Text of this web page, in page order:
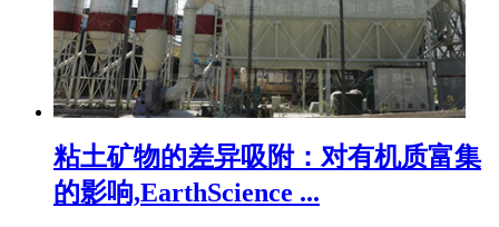
粘土矿物的差异吸附：对有机质富集
的影响,EarthScience ...